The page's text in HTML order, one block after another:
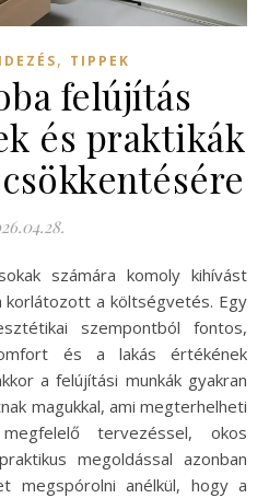
, TIPPEK
felújítás
és praktikák
korlátozott a költségvetés. Egy
szempontból fontos,
és a lakás értékének
a felújítási munkák gyakran
magukkal, ami megterhelheti
tervezéssel, okos
megoldással azonban
megspórolni anélkül, hogy a